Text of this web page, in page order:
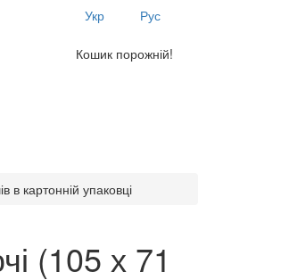
Укр Рус
Кошик порожній!
картонній упаковці
(105 х 71